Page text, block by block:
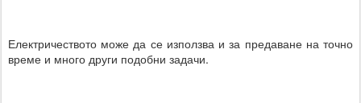
Електричеството може да се използва и за предаване на точно
време и много други подобни задачи.